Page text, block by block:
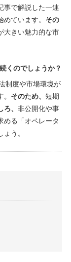
事で解説した一連
ています。 その
大きい魅力的な市
くのでしょうか？
制度や市場環境が
そのため、短期
ろ、非公開化や事
める「オペレータ
う。